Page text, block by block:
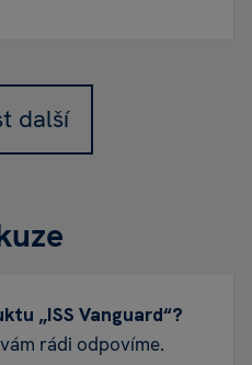
další
„ISS Vanguard“?
rádi odpovíme.